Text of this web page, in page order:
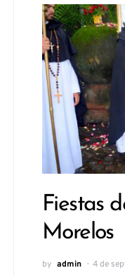
Fiestas
Morelos
by admin 4 de